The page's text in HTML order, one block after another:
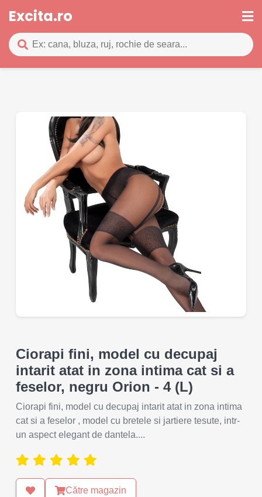
Excita.ro
Ciorapi fini, model cu decupaj
intarit atat in zona intima cat si a
feselor, negru Orion - 4 (L)
Ciorapi fini, model cu decupaj intarit atat in zona intima
cat si a feselor , model cu bretele si jartiere tesute, intr-
un aspect elegant de dantela....
Către magazin